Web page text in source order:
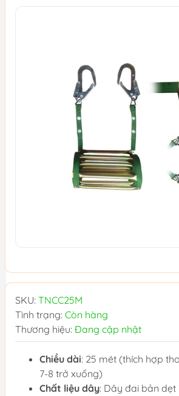
SKU: TNCC25M
Tình trạng: Còn hàng
Thương hiệu: Đang cập nhật
Chiều dài: 25 mét (thích hợp
7-8 trở xuống)
Chất liệu dây: Dây đai bản dẹt